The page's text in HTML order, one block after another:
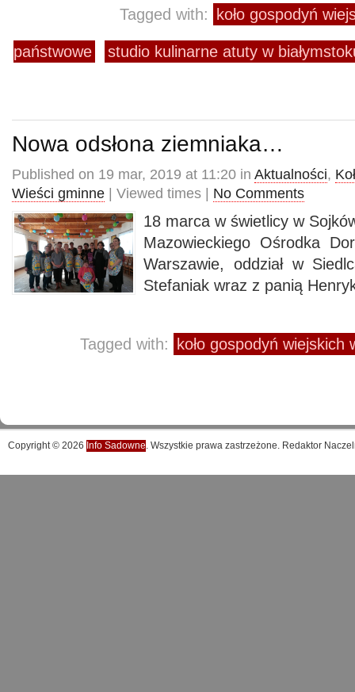
Tagged with: koło gospodyń
państwowe studio kulinarne atuty w
Nowa odsłona ziemniaka…
Published on 19 mar, 2019 at 11:20 in Aktualności,
Wieści gminne | Viewed times | No Comments
18 marca w świetlicy w
Mazowieckiego Ośrodka
Warszawie, oddział w
Stefaniak wraz z panią
Tagged with: koło gospodyń wiejskich
Copyright © 2026 Info Sadowne. Wszystkie prawa zastrzeżone. Redaktor